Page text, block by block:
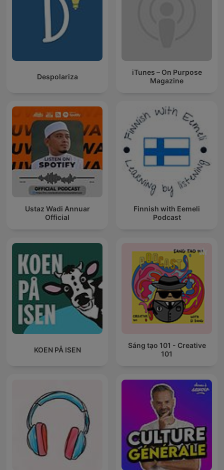
Despolariza
iTunes – On Purpose
Magazine
Ustaz Wadi Annuar
Official
Finnish with Eemeli
Podcast
KOEN PÅ ISEN
Sáng tạo 101 - Creative
101